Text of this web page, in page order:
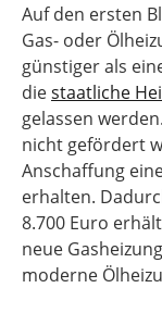
Auf den ersten
Gas- oder
günstiger als
diestaatliche
gelassen
nicht gefördert
Anschaffung
erhalten.
8.700 Euro
neue
moderne